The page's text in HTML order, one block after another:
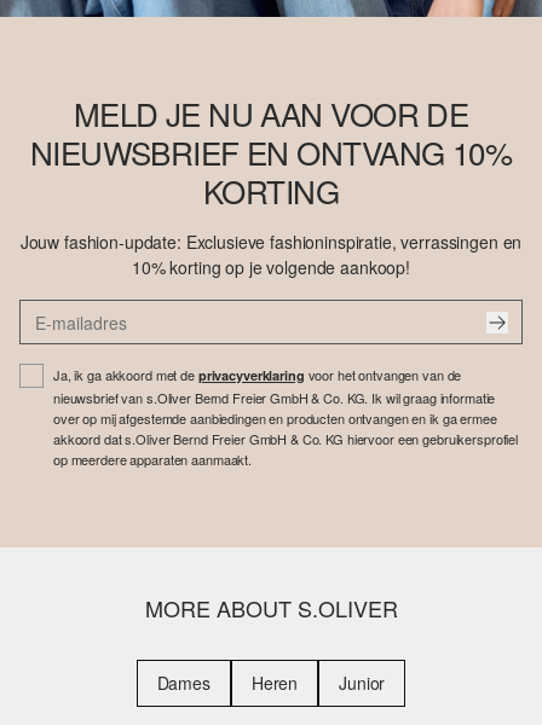
MELD JE NU AAN VOOR DE
NIEUWSBRIEF EN ONTVANG 10%
KORTING
Jouw fashion-update: Exclusieve fashioninspiratie, verrassingen en
10% korting op je volgende aankoop!
Ja, ik ga akkoord met de privacyverklaring voor het ontvangen van de
nieuwsbrief van s.Oliver Bernd Freier GmbH & Co. KG. Ik wil graag informatie
over op mij afgestemde aanbiedingen en producten ontvangen en ik ga ermee
akkoord dat s.Oliver Bernd Freier GmbH & Co. KG hiervoor een gebruikersprofiel
op meerdere apparaten aanmaakt.
MORE ABOUT S.OLIVER
Dames Heren Junior